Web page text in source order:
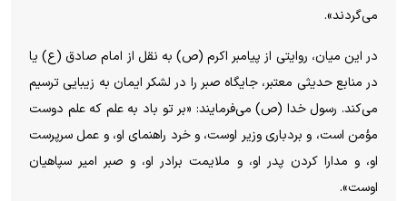
می‌گردند».
در این میان، روایتی از پیامبر اکرم (ص) به نقل از امام صادق (ع) یا
در منابع حدیثی معتبر، جایگاه صبر را در لشکر ایمان به زیبایی ترسیم
می‌کند. رسول خدا (ص) می‌فرمایند: «بر تو باد به علم که علم دوست
مؤمن است، و بردباری وزیر اوست، و خرد راهنمای او، و عمل سرپرست
او، و مدارا کردن پدر او، و ملایمت برادر او، و صبر امیر سپاهیان
اوست».